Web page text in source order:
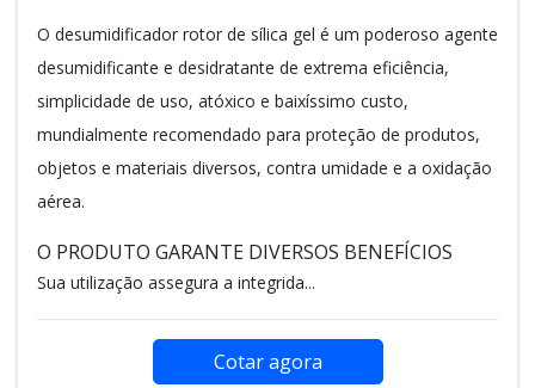
O desumidificador rotor de sílica gel é um poderoso agente
desumidificante e desidratante de extrema eficiência,
simplicidade de uso, atóxico e baixíssimo custo,
mundialmente recomendado para proteção de produtos,
objetos e materiais diversos, contra umidade e a oxidação
aérea.
O PRODUTO GARANTE DIVERSOS BENEFÍCIOS
Sua utilização assegura a integrida...
Cotar agora